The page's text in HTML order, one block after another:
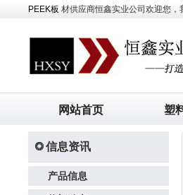
PEEK板 材供应商恒鑫实业公司欢迎您
网站首页 塑
信息资讯
产品信息